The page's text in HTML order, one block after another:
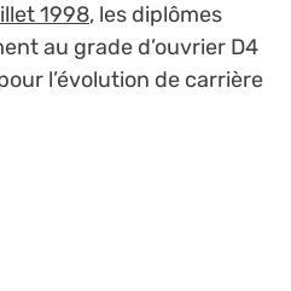
1998, les diplômes
au grade d’ouvrier D4
l’évolution de carrière